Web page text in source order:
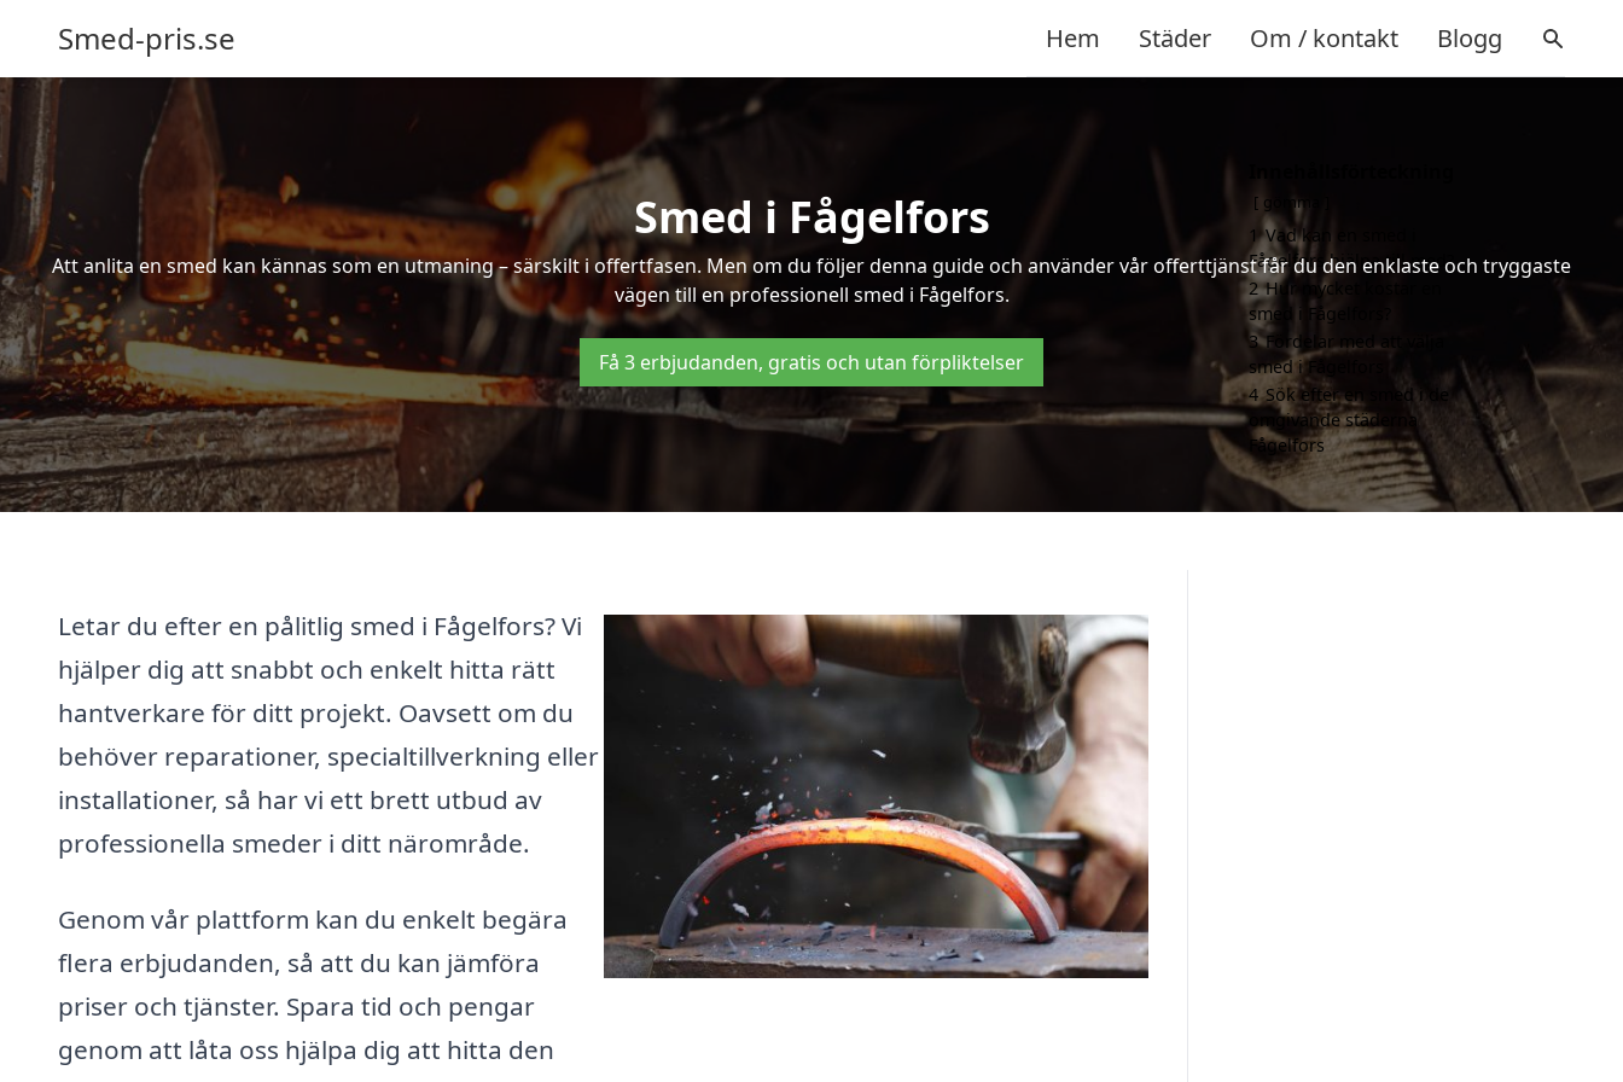
Smed-pris.se Hem Städer Om / kontakt Blogg
Smed i Fågelfors
Att anlita en smed kan kännas som en utmaning – särskilt i offertfasen. Men om du följer denna guide och använder vår offerttjänst får du den enklaste och tryggaste
vägen till en professionell smed i Fågelfors.
Få 3 erbjudanden, gratis och utan förpliktelser
Letar du efter en pålitlig smed i Fågelfors? Vi
hjälper dig att snabbt och enkelt hitta rätt
hantverkare för ditt projekt. Oavsett om du
behöver reparationer, specialtillverkning eller
installationer, så har vi ett brett utbud av
professionella smeder i ditt närområde.
Genom vår plattform kan du enkelt begära
flera erbjudanden, så att du kan jämföra
priser och tjänster. Spara tid och pengar
genom att låta oss hjälpa dig att hitta den
gömma
1 Vad kan en smed i
Fågelfors hjälpa till med?
2 Hur mycket kostar en
smed i Fågelfors?
3 Fördelar med att välja
smed i Fågelfors
4 Sök efter en smed i de
omgivande städerna
Fågelfors